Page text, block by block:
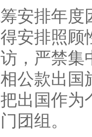
排年度
安排照
，严禁
公款出
出国作
团组。